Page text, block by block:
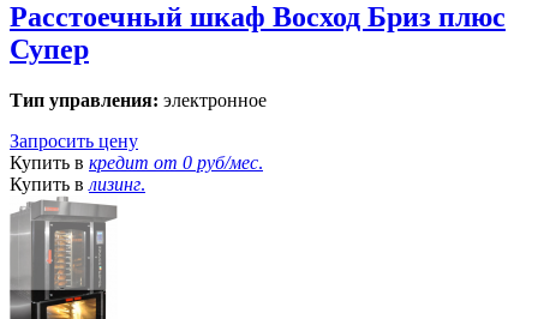
Расстоечный шкаф Восход Бриз плюс
Супер
Тип управления: электронное
Запросить цену
Купить в кредит от 0 руб/мес.
Купить в лизинг.